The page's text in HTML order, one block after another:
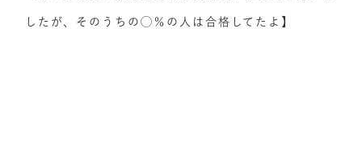
したが、そのうちの◯％の人は合格してたよ】